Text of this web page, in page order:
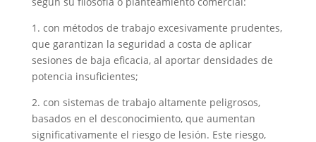
1. con métodos de trabajo excesivamente prudentes,
que garantizan la seguridad a costa de aplicar
sesiones de baja eficacia, al aportar densidades de
potencia insuficientes;
2. con sistemas de trabajo altamente peligrosos,
basados en el desconocimiento, que aumentan
significativamente el riesgo de lesión. Este riesgo,